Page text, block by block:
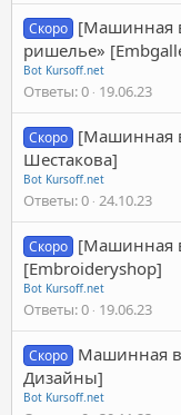
Скоро [Машинная
ришелье»
Bot Kursoff.net
Ответы 0 19.06.23
Скоро [Машинная
Шестакова]
Bot Kursoff.net
Ответы 0 24.10.23
Скоро [Машинная
[Embroideryshop]
Bot Kursoff.net
Ответы 0 19.06.23
Скоро Машинная
Дизайны]
Bot Kursoff.net